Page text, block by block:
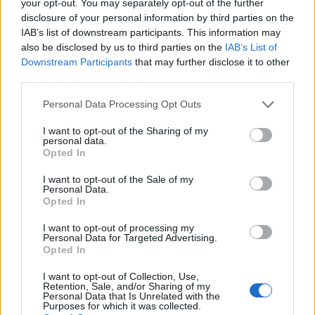
your opt-out. You may separately opt-out of the further
disclosure of your personal information by third parties on the
IAB’s list of downstream participants. This information may
also be disclosed by us to third parties on the IAB’s List of
Downstream Participants that may further disclose it to other
Personal Data Processing Opt Outs
I want to opt-out of the Sharing of my
personal data.
Opted In
I want to opt-out of the Sale of my
Personal Data.
Opted In
I want to opt-out of processing my
Personal Data for Targeted Advertising.
Opted In
I want to opt-out of Collection, Use,
Retention, Sale, and/or Sharing of my
Personal Data that Is Unrelated with the
Purposes for which it was collected.
υποκλαπούν. Ιδιαίτερη σημασία δίνεται σε
πρόσωπα που χειρίζονταικρατικά απόρρητακαι
ευαίσθητες πληροφορίες, με αναφορά στον
Χρήστος Σπίρτζης και τααπόρρητα έγγραφαστη
συσκευή του, τα οποία περιλάμβαναν
διαπραγματεύσεις για την Υπηρεσία Πολιτικής
Αεροπορίας, αξιολόγηση του ESMκαι
τηλεγραφήματα της
Ελληνικής Πρεσβείας στο
Παράλληλα, η υπόθεση συνδέεται με την
επιμόλυνση της συσκευής του Νίκος Ανδρουλάκης
και άλλων24 «στόχων», ενώ η χρήση
μηνύματα εντοπίστηκε κοντά σε εγκαταστάσεις
της ΕΥΠ.